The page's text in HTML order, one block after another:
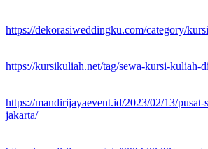
https://dekorasiweddingku.com/category/
https://kursikuliah.net/tag/sewa-kursi-kuliah-
https://mandirijayaevent.id/2023/02/13/
jakarta/